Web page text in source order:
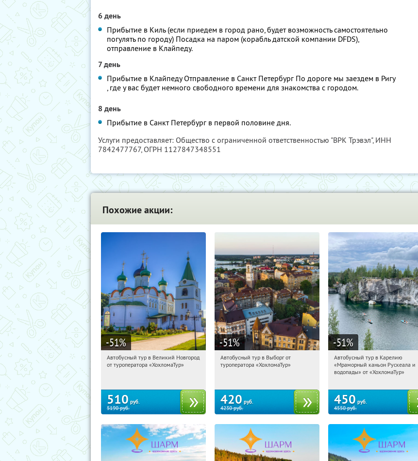
6 день
Прибытие в Киль (если приедем в город рано, будет возможность самостоятельно
погулять по городу) Посадка на паром (корабль датской компании DFDS),
отправление в Клайпеду.
7 день
Прибытие в Клайпеду Отправление в Санкт Петербург По дороге мы заездем в Ригу
, где у вас будет немного свободного времени для знакомства с городом.
8 день
Прибытие в Санкт Петербург в первой половине дня.
Услуги предоставляет: Общество с ограниченной ответственностью "ВРК Трэвэл", ИНН
7842477767, ОГРН 1127847348551
Похожие акции:
-51%
15:46:45 Купили:2
Автобусный тур в Великий Новгород
от туроператора «ХохломаТур»
510 руб.
5190руб.
-51%
15:46:45 Купили:
Автобусный тур в Выборг от
туроператора «ХохломаТур»
420 руб.
4230руб.
-51%
15:46:45 Купили:
Сенная площадь
Автобусный тур в Карелию
«Мраморный каньон Рускеала и
водопады» от «ХохломаТур»
450 руб.
4550руб.